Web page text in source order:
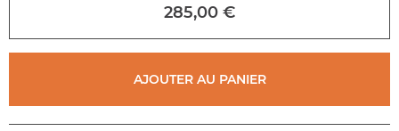
de
la
285,00 €
AJOUTER AU PANIER